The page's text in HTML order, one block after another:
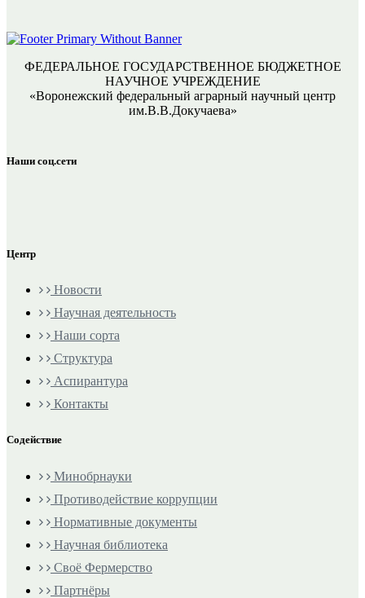
ФЕДЕРАЛЬНОЕ ГОСУДАРСТВЕННОЕ БЮДЖЕТНОЕ
НАУЧНОЕ УЧРЕЖДЕНИЕ
«Воронежский федеральный аграрный научный центр
им.В.В.Докучаева»
Наши соц.сети
Центр
Новости
Научная деятельность
Наши сорта
Структура
Аспирантура
Контакты
Содействие
Минобрнауки
Противодействие коррупции
Нормативные документы
Научная библиотека
Своё Фермерство
Партнёры